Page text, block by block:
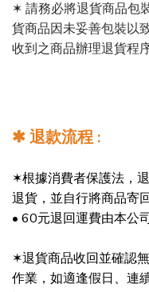
✶ 請務必將退貨商品包
貨商品因未妥善包裝以
收到之商品辦理退貨程序
✱退款流程 :
✶根據消費者保護法，
退貨，並自行將商品寄
• 60元退回運費由本公
✶退貨商品收回並確認
作業，如適逢假日、連